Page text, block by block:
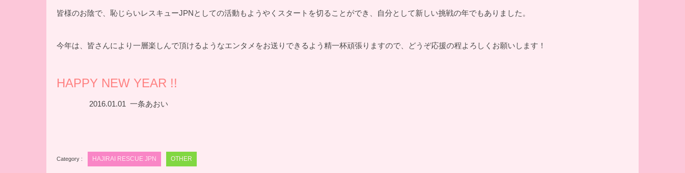
皆様のお陰で、恥じらいレスキューJPNとしての活動もようやくスタートを切ることができ、自分として新しい挑戦の年でもありました。
今年は、皆さんにより一層楽しんで頂けるようなエンタメをお送りできるよう精一杯頑張りますので、 どうぞ応援の程よろしくお願いします！
HAPPY NEW YEAR !!
2016.01.01 一条あおい
Category : HAJIRAI RESCUE JPN OTHER